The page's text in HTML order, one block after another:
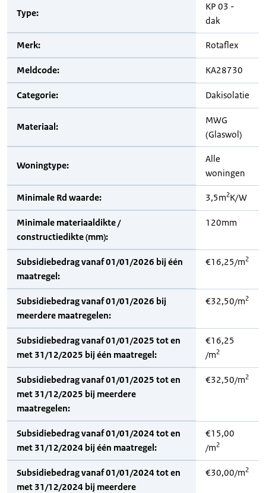
Type:
KP 03 -
dak
Merk: Rotaflex
Meldcode: KA28730
Categorie: Dakisolatie
Materiaal:
MWG
(Glaswol)
Woningtype:
Alle
woningen
Minimale Rd waarde: 3,5m2K/W
Minimale materiaaldikte /
constructiedikte (mm):
120mm
Subsidiebedrag vanaf 01/01/2026 bij één
maatregel:
€16,25/m2
Subsidiebedrag vanaf 01/01/2026 bij
meerdere maatregelen:
€32,50/m2
Subsidiebedrag vanaf 01/01/2025 tot en
met 31/12/2025 bij één maatregel:
€16,25
/m2
Subsidiebedrag vanaf 01/01/2025 tot en
met 31/12/2025 bij meerdere
maatregelen:
€32,50/m2
Subsidiebedrag vanaf 01/01/2024 tot en
met 31/12/2024 bij één maatregel:
€15,00
/m2
Subsidiebedrag vanaf 01/01/2024 tot en
met 31/12/2024 bij meerdere
€30,00/m2